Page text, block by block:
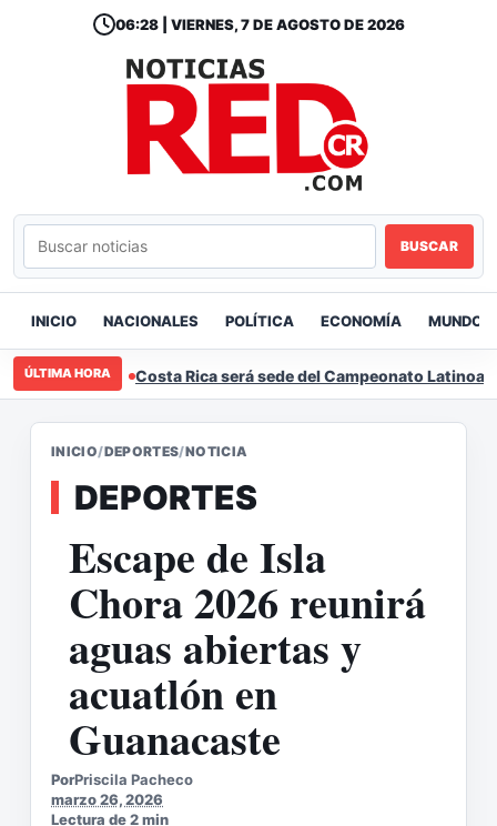
06:28 | VIERNES, 7 DE AGOSTO DE 2026
BUSCAR
INICIO NACIONALES POLÍTICA ECONOMÍA MUNDO
ÚLTIMA HORA Costa Rica será sede del Campeonato
INICIO/DEPORTES/NOTICIA
DEPORTES
Escape de Isla
Chora 2026 reunirá
aguas abiertas y
acuatlón en
Guanacaste
PorPriscila Pacheco
marzo 26, 2026
Lectura de 2 min